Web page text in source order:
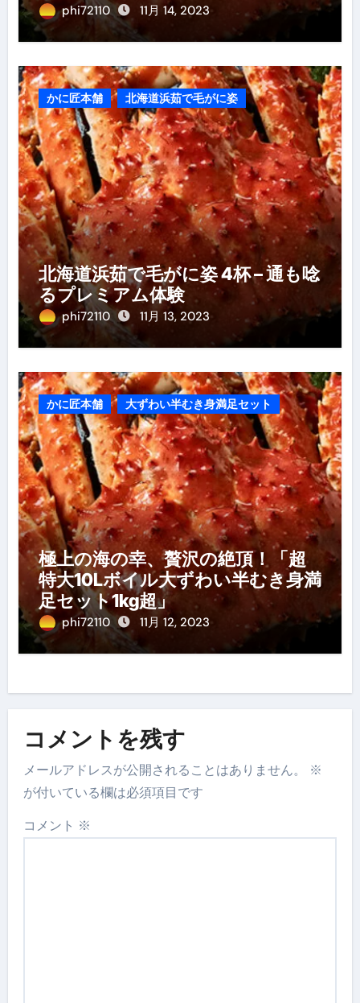
phi72110 11月 14, 2023
かに匠本舗 北海道浜茹で毛がに姿
北海道浜茹で毛がに姿 4杯 – 通も唸
るプレミアム体験
phi72110 11月 13, 2023
かに匠本舗 大ずわい半むき身満足セット
極上の海の幸、贅沢の絶頂！「超
特大10Lボイル大ずわい半むき身満
足セット1kg超」
phi72110 11月 12, 2023
コメントを残す
メールアドレスが公開されることはありません。
※
が付いている欄は必須項目です
コメント ※